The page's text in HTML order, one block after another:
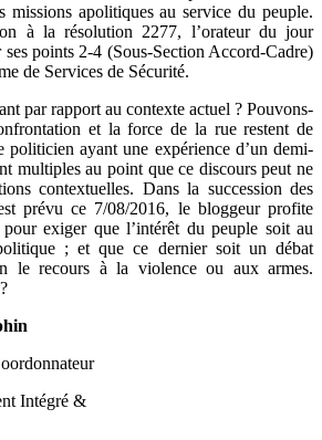
missions apolitiques au service du peuple.
à la résolution 2277, l’orateur du jour
ses points 2-4 (Sous-Section Accord-Cadre)
de Services de Sécurité.
par rapport au contexte actuel ? Pouvons-
et la force de la rue restent de
politicien ayant une expérience d’un demi-
multiples au point que ce discours peut ne
contextuelles. Dans la succession des
prévu ce 7/08/2016, le bloggeur profite
exiger que l’intérêt du peuple soit au
; et que ce dernier soit un débat
le recours à la violence ou aux armes.
Intégré &